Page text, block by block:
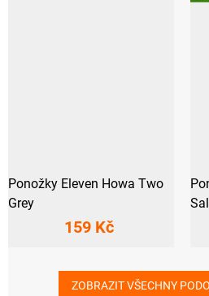
Ponožky Eleven Howa Two
Grey
159 Kč
ZOBRAZIT VŠECHNY